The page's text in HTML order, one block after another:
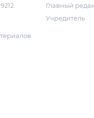
Главный
Учредитель